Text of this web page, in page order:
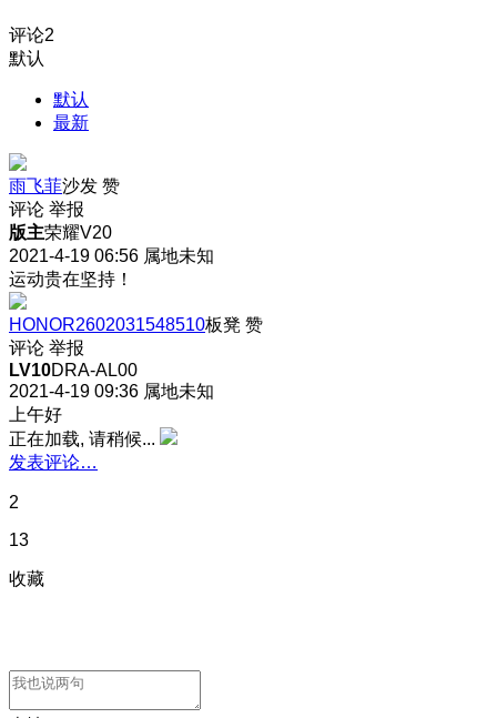
评论2
默认
默认
最新
雨飞菲沙发 赞
评论 举报
版主荣耀V20
2021-4-19 06:56 属地未知
运动贵在坚持！
HONOR2602031548510板凳 赞
评论 举报
LV10DRA-AL00
2021-4-19 09:36 属地未知
上午好
正在加载, 请稍候...
发表评论…
2
13
收藏